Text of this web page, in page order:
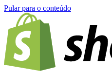
Pular para o conteúdo